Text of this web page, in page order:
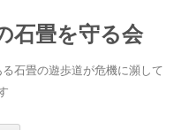
石畳を守る会
石畳の遊歩道が危機に瀕して